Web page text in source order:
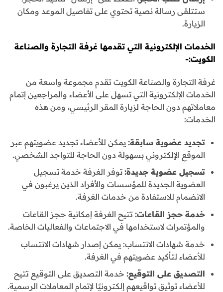
ستتلقى رسالة نصية تحتوي على تفاصيل الموعد ومكان
الزيارة.
الخدمات الإلكترونية التي تقدمها غرفة التجارة والصناعة
الكويت:-
غرفة التجارة والصناعة الكويت تقدم مجموعة واسعة من
الخدمات الإلكترونية التي تسهل على الأعضاء والمراجعين إتمام
معاملاتهم دون الحاجة لزيارة المقر الرئيسي، ومن هذه
الخدمات:
تجديد عضوية سابقة:يمكن للأعضاء تجديد عضويتهم عبر
الموقع الإلكتروني بسهولة دون الحاجة للتواجد الشخصي.
تسجيل عضوية جديدة:توفر الغرفة خدمة تسجيل
العضوية الجديدة للمؤسسات والأفراد الذين يرغبون في
الانضمام للاستفادة من خدمات الغرفة.
خدمة حجز القاعات:تتيح الغرفة إمكانية حجز القاعات
والمؤتمرات لاستخدامها في الاجتماعات والفعاليات الخاصة.
خدمة شهادات الانتساب: يمكن إصدار شهادات الانتساب
للأعضاء لتأكيد عضويتهم في الغرفة.
التصديق على التوقيع:خدمة التصديق على التوقيع تتيح
للأعضاء توثيق تواقيعهم إلكترونيًا لإتمام المعاملات الرسمية.